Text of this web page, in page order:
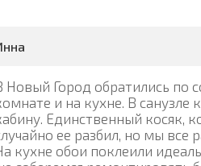
Новый Город обратились по
и на кухне. В
Единственный косяк,
ее разбил, но мы все
кухне обои поклеили